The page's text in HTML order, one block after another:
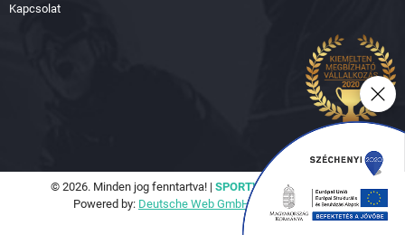
Kapcsolat
© 2026. Minden jog fenntartva! | SPORTVILÁG Hungary Kft.
Powered by: Deutsche Web GmbH. Seo Tools Kft.